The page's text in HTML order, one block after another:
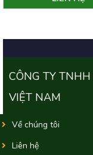
CÔNG TY
VIỆT NAM
Về chúng tôi
Liên hệ